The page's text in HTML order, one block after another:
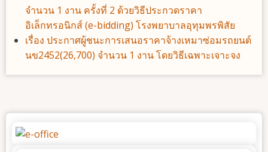
จำนวน 1 งาน ครั้งที่ 2 ด้วยวิธีประกวดราคา
อิเล็กทรอนิกส์ (e-bidding) โรงพยาบาลอุทุมพรพิสัย
เรื่อง ประกาศผู้ชนะการเสนอราคาจ้างเหมาซ่อมรถยนต์
นข2452(26,700) จำนวน 1 งาน โดยวิธีเฉพาะเจาะจง